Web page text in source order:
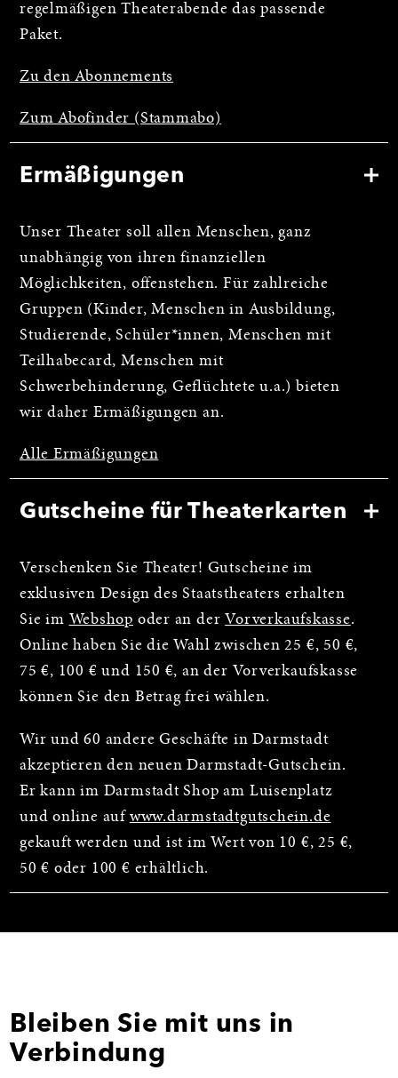
regelmäßigen Theaterabende das passende
Paket.
Zu den Abonnements
Zum Abofinder (Stammabo)
Ermäßigungen
Unser Theater soll allen Menschen, ganz
unabhängig von ihren finanziellen
Möglichkeiten, offenstehen. Für zahlreiche
Gruppen (Kinder, Menschen in Ausbildung,
Studierende, Schüler*innen, Menschen mit
Teilhabecard, Menschen mit
Schwerbehinderung, Geflüchtete u.a.) bieten
wir daher Ermäßigungen an.
Alle Ermäßigungen
Gutscheine für Theaterkarten
Verschenken Sie Theater! Gutscheine im
exklusiven Design des Staatstheaters erhalten
Sie im Webshop oder an der Vorverkaufskasse.
Online haben Sie die Wahl zwischen 25 €, 50 €,
75 €, 100 € und 150 €, an der Vorverkaufskasse
können Sie den Betrag frei wählen.
Wir und 60 andere Geschäfte in Darmstadt
akzeptieren den neuen Darmstadt-Gutschein.
Er kann im Darmstadt Shop am Luisenplatz
und online auf www.darmstadtgutschein.de
gekauft werden und ist im Wert von 10 €, 25 €,
50 € oder 100 € erhältlich.
Bleiben Sie mit uns in
Verbindung